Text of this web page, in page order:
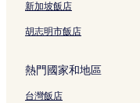
新加坡飯店
胡志明市飯店
熱門國家和地區
台灣飯店